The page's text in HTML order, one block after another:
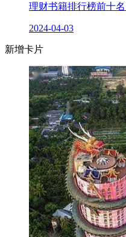
理财书籍排行榜前十
2024-04-03
新增卡片